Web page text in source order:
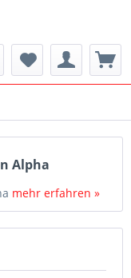
Alpha
mehr erfahren »